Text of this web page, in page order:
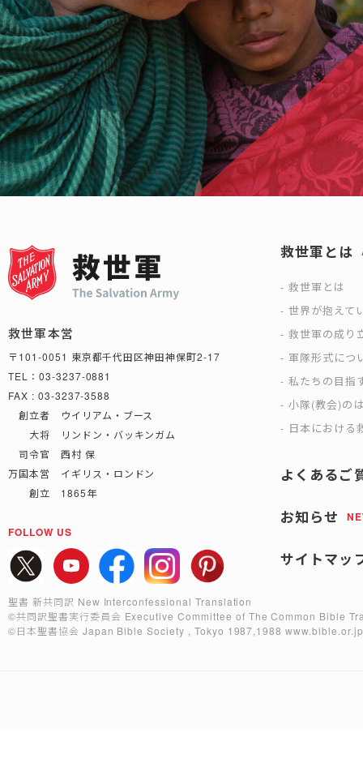
救世軍本営
〒101-0051 東京都千代田区神田神保町2-17
TEL：03-3237-0881
FAX : 03-3237-3588
創立者 ウイリアム・ブース
大将 リンドン・バッキンガム
司令官 西村 保
万国本営 イギリス・ロンドン
創立 1865年
FOLLOW US
救世軍とは
救世軍とは
世界が抱えて
救世軍の成り
軍隊形式につ
私たちの目指
小隊(教会)の
日本における
よくあるご
お知らせ
サイトマッ
聖書 新共同訳 New Interconfessional Translation
©共同訳聖書実行委員会 Executive Committee of The Common Bible
©日本聖書協会 Japan Bible Society , Tokyo 1987,1988www.bible.or.jp